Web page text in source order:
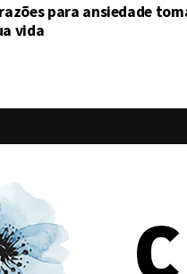
para ansiedade
vida